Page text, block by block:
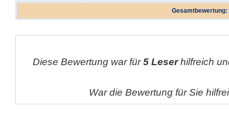
Gesamtbewertung:
Diese Bewertung war für5 Leserhilfreich
War die Bewertung für Sie